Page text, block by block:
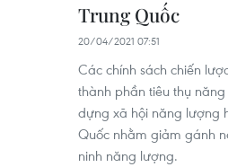
Trung Quốc
20/04/2021 07:51
Các chính sách chiến
thành phần tiêu thụ
dựng xã hội năng lượng
Quốc nhằm giảm gánh
ninh năng lượng.